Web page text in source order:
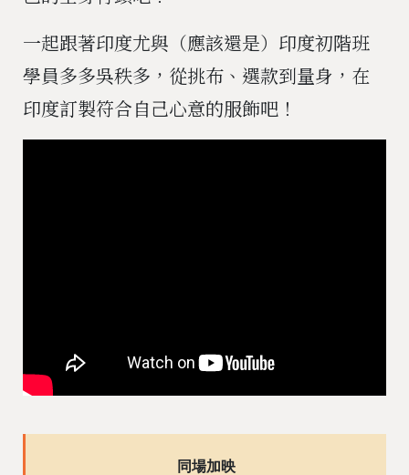
一起跟著印度尤與（應該還是）印度初階班
學員多多吳秩多，從挑布、選款到量身，在
印度訂製符合自己心意的服飾吧！
同場加映